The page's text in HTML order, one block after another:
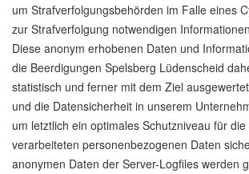
um Strafverfolgungsbehörden im Falle eines
zur Strafverfolgung notwendigen
Diese anonym erhobenen Daten und
die Beerdigungen Spelsberg Lüdenscheid
statistisch und ferner mit dem Ziel
und die Datensicherheit in unserem
um letztlich ein optimales Schutzniveau für
verarbeiteten personenbezogenen Daten
anonymen Daten der Server-Logfiles werden